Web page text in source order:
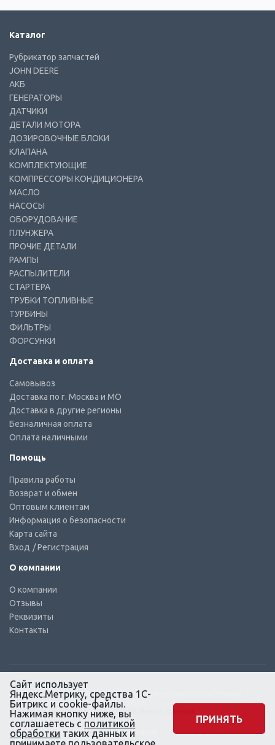
Каталог
Рубрикатор запчастей
JOHN DEERE
АКБ
ГЕНЕРАТОРЫ
ДАТЧИКИ
ДЕТАЛИ МОТОРА
ДОЗИРОВОЧНЫЕ БЛОКИ
КЛАПАНА
КОМПЛЕКТУЮЩИЕ
КОМПРЕССОРЫ КОНДИЦИОНЕРА
МАСЛО
НАСОСЫ
ОБОРУДОВАНИЕ
ПЛУНЖЕРА
ПРОЧИЕ ДЕТАЛИ
РАМПЫ
РАСПЫЛИТЕЛИ
СТАРТЕРА
ТРУБКИ ТОПЛИВНЫЕ
ТУРБИНЫ
ФИЛЬТРЫ
ФОРСУНКИ
Доставка и оплата
Самовывоз
Доставка по г. Москва и МО
Доставка в другие регионы
Безналичная оплата
Оплата наличными
Помощь
Правила работы
Возврат и обмен
Оптовым клиентам
Информация о безопасности
Карта сайта
Вход / Регистрация
О компании
О компании
Отзывы
Реквизиты
Контакты
© КТС-Дизель – Комплектующие к топливным системам
Все права защищены, 2003 – 2025
Согласие на обработку персональных данных
Сайт создан в маркетинговом
агентстве KLUEV.BZ
Сайт использует
Яндекс.Метрику, средства 1С-
Битрикс и cookie-файлы.
Нажимая кнопку ниже, вы
соглашаетесь с политикой
обработки таких данных и
ПРИНЯТЬ